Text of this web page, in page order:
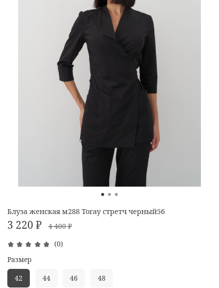
(0)
Блуза женская м288 Toray стретч черный56
3 220 ₽ 4 400 ₽
Размер
42
44 46 48